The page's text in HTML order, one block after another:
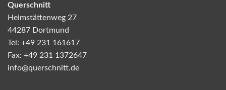
Querschnitt
Heimstättenweg 27
44287 Dortmund
Tel: +49 231 161617
Fax: +49 231 1372647
info@querschnitt.de